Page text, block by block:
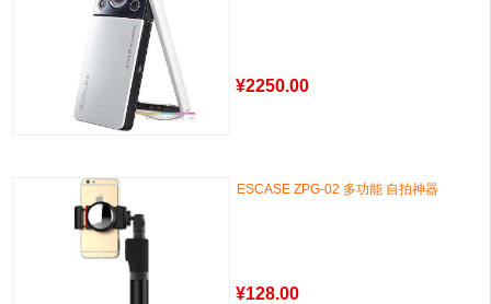
¥2250.00
ESCASE ZPG-02 多功能 自拍神器
¥128.00